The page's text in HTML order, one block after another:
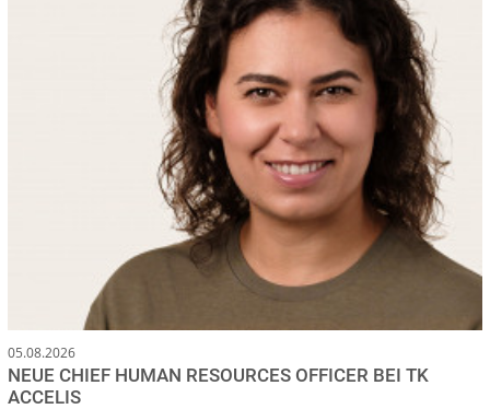
05.08.2026
NEUE CHIEF HUMAN RESOURCES OFFICER BEI TK
ACCELIS